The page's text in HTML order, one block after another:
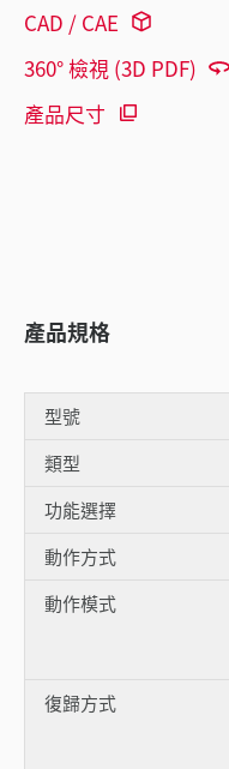
CAD / CAE
360° 檢視 (3D PDF)
產品尺寸
產品規格
型號
類型
功能選擇
動作方式
動作模式
復歸方式